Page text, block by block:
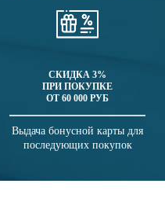
СКИДКА 3%
ПРИ ПОКУПКЕ
ОТ 60 000 РУБ
Выдача бонусной карты для
последующих покупок